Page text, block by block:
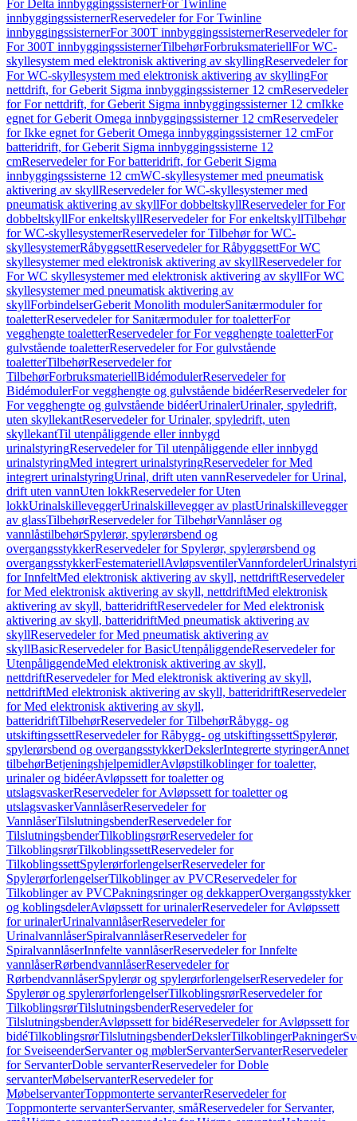
For Delta innbyggingssisternerFor Twinline
innbyggingssisternerReservedeler for For Twinline
innbyggingssisternerFor 300T innbyggingssisternerReservedeler for
For 300T innbyggingssisternerTilbehørForbruksmateriellFor WC-
skyllesystem med elektronisk aktivering av skyllingReservedeler for
For WC-skyllesystem med elektronisk aktivering av skyllingFor
nettdrift, for Geberit Sigma innbyggingssisterner 12 cmReservedeler
for For nettdrift, for Geberit Sigma innbyggingssisterner 12 cmIkke
egnet for Geberit Omega innbyggingssisterner 12 cmReservedeler
for Ikke egnet for Geberit Omega innbyggingssisterner 12 cmFor
batteridrift, for Geberit Sigma innbyggingssisterne 12
cmReservedeler for For batteridrift, for Geberit Sigma
innbyggingssisterne 12 cmWC-skyllesystemer med pneumatisk
aktivering av skyllReservedeler for WC-skyllesystemer med
pneumatisk aktivering av skyllFor dobbeltskyllReservedeler for For
dobbeltskyllFor enkeltskyllReservedeler for For enkeltskyllTilbehør
for WC-skyllesystemerReservedeler for Tilbehør for WC-
skyllesystemerRåbyggsettReservedeler for RåbyggsettFor WC
skyllesystemer med elektronisk aktivering av skyllReservedeler for
For WC skyllesystemer med elektronisk aktivering av skyllFor WC
skyllesystemer med pneumatisk aktivering av
skyllForbindelserGeberit Monolith modulerSanitærmoduler for
toaletterReservedeler for Sanitærmoduler for toaletterFor
vegghengte toaletterReservedeler for For vegghengte toaletterFor
gulvstående toaletterReservedeler for For gulvstående
toaletterTilbehørReservedeler for
TilbehørForbruksmateriellBidémodulerReservedeler for
BidémodulerFor vegghengte og gulvstående bidéerReservedeler for
For vegghengte og gulvstående bidéerUrinalerUrinaler, spyledrift,
uten skyllekantReservedeler for Urinaler, spyledrift, uten
skyllekantTil utenpåliggende eller innbygd
urinalstyringReservedeler for Til utenpåliggende eller innbygd
urinalstyringMed integrert urinalstyringReservedeler for Med
integrert urinalstyringUrinal, drift uten vannReservedeler for Urinal,
drift uten vannUten lokkReservedeler for Uten
lokkUrinalskilleveggerUrinalskillevegger av plastUrinalskillevegger
av glassTilbehørReservedeler for TilbehørVannlåser og
vannlåstilbehørSpylerør, spylerørsbend og
overgangsstykkerReservedeler for Spylerør, spylerørsbend og
overgangsstykkerFestemateriellAvløpsventilerVannfordeler
for InnfeltMed elektronisk aktivering av skyll, nettdriftReservedeler
for Med elektronisk aktivering av skyll, nettdriftMed elektronisk
aktivering av skyll, batteridriftReservedeler for Med elektronisk
aktivering av skyll, batteridriftMed pneumatisk aktivering av
skyllReservedeler for Med pneumatisk aktivering av
skyllBasicReservedeler for BasicUtenpåliggendeReservedeler for
UtenpåliggendeMed elektronisk aktivering av skyll,
nettdriftReservedeler for Med elektronisk aktivering av skyll,
nettdriftMed elektronisk aktivering av skyll, batteridriftReservedeler
for Med elektronisk aktivering av skyll,
batteridriftTilbehørReservedeler for TilbehørRåbygg- og
utskiftingssettReservedeler for Råbygg- og utskiftingssettSpylerør,
spylerørsbend og overgangsstykkerDekslerIntegrerte styringerAnnet
tilbehørBetjeningshjelpemidlerAvløpstilkoblinger for toaletter,
urinaler og bidéerAvløpssett for toaletter og
utslagsvaskerReservedeler for Avløpssett for toaletter og
utslagsvaskerVannlåserReservedeler for
VannlåserTilslutningsbenderReservedeler for
TilslutningsbenderTilkoblingsrørReservedeler for
TilkoblingsrørTilkoblingssettReservedeler for
TilkoblingssettSpylerørforlengelserReservedeler for
SpylerørforlengelserTilkoblinger av PVCReservedeler for
Tilkoblinger av PVCPakningsringer og dekkapperOvergangsstykker
og koblingsdelerAvløpssett for urinalerReservedeler for Avløpssett
for urinalerUrinalvannlåserReservedeler for
UrinalvannlåserSpiralvannlåserReservedeler for
SpiralvannlåserInnfelte vannlåserReservedeler for Innfelte
vannlåserRørbendvannlåserReservedeler for
RørbendvannlåserSpylerør og spylerørforlengelserReservedeler for
Spylerør og spylerørforlengelserTilkoblingsrørReservedeler for
TilkoblingsrørTilslutningsbenderReservedeler for
TilslutningsbenderAvløpssett for bidéReservedeler for Avløpssett for
bidéTilkoblingsrørTilslutningsbenderDekslerTilkoblingerPakninger
for SveiseenderServanter og møblerServanterServanterReservedeler
for ServanterDoble servanterReservedeler for Doble
servanterMøbelservanterReservedeler for
MøbelservanterToppmonterte servanterReservedeler for
Toppmonterte servanterServanter, småReservedeler for Servanter,